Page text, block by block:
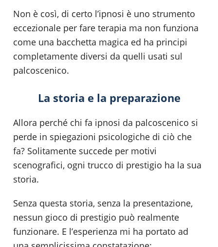
Non è così, di certo l’ipnosi è uno strumento
eccezionale per fare terapia ma non funziona
come una bacchetta magica ed ha principi
completamente diversi da quelli usati sul
palcoscenico.
La storia e la preparazione
Allora perché chi fa ipnosi da palcoscenico si
perde in spiegazioni psicologiche di ciò che
fa? Solitamente succede per motivi
scenografici, ogni trucco di prestigio ha la sua
storia.
Senza questa storia, senza la presentazione,
nessun gioco di prestigio può realmente
funzionare. E l’esperienza mi ha portato ad